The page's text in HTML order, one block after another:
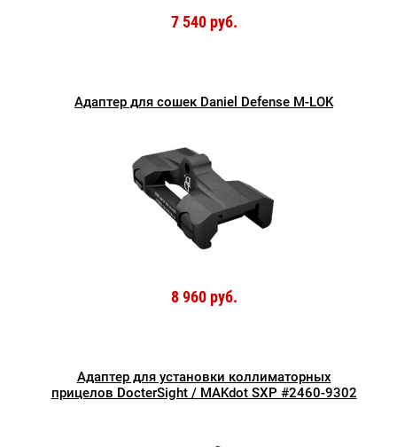
7 540 руб.
Адаптер для сошек Daniel Defense M-LOK
8 960 руб.
Адаптер для установки коллиматорных
прицелов DocterSight / MAKdot SXP #2460-9302